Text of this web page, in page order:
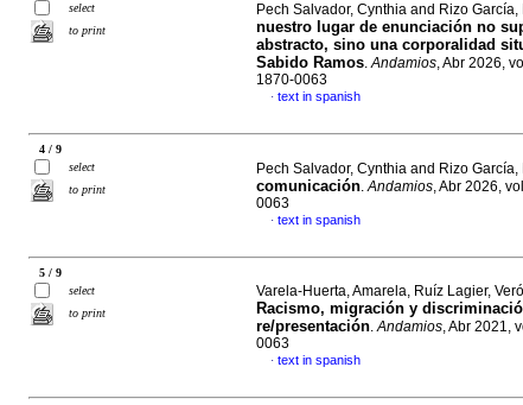
select
to print
Pech Salvador, Cynthia and Rizo García,
nuestro lugar de enunciación no
abstracto, sino una corporalidad
Sabido Ramos.Andamios, Abr 2026,
1870-0063
· text in spanish
4 / 9
select
to print
Pech Salvador, Cynthia and Rizo García,
comunicación.Andamios, Abr 2026,
0063
· text in spanish
5 / 9
select
to print
Varela-Huerta, Amarela, Ruíz Lagier,
Racismo, migración y
re/presentación.Andamios, Abr 2021,
0063
· text in spanish